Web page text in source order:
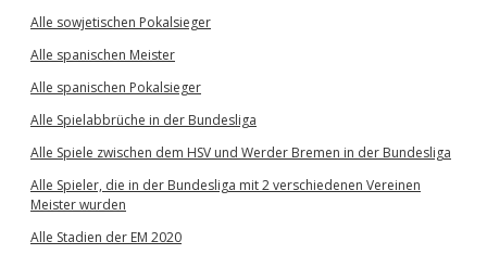
Alle sowjetischen Pokalsieger
Alle spanischen Meister
Alle spanischen Pokalsieger
Alle Spielabbrüche in der Bundesliga
Alle Spiele zwischen dem HSV und Werder Bremen in der Bundesliga
Alle Spieler, die in der Bundesliga mit 2 verschiedenen Vereinen
Meister wurden
Alle Stadien der EM 2020